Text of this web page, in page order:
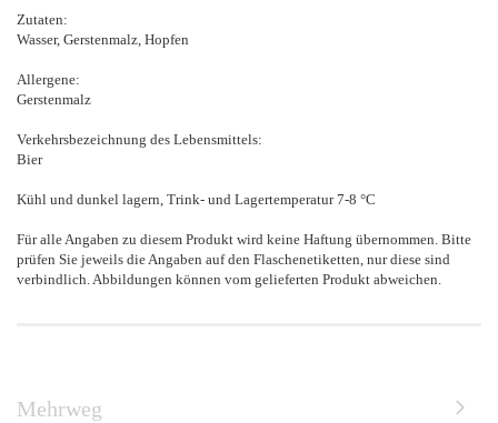
Zutaten:
Wasser, Gerstenmalz, Hopfen
Allergene:
Gerstenmalz
Verkehrsbezeichnung des Lebensmittels:
Bier
Kühl und dunkel lagern, Trink- und Lagertemperatur 7-8 °C
Für alle Angaben zu diesem Produkt wird keine Haftung übernommen. Bitte
prüfen Sie jeweils die Angaben auf den Flaschenetiketten, nur diese sind
verbindlich. Abbildungen können vom gelieferten Produkt abweichen.
Mehrweg